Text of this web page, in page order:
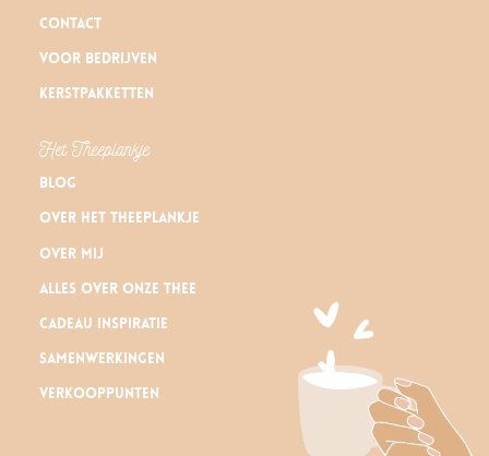
Contact
Voor bedrijven
Kerstpakketten
Het Theeplankje
Blog
Over Het Theeplankje
Over mij
Alles over onze thee
Cadeau inspiratie
Samenwerkingen
Verkooppunten